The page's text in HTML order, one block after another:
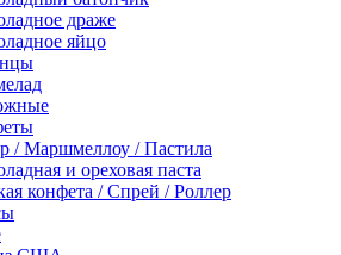
драже
яйцо
/ Маршмеллоу / Пастила
и ореховая паста
конфета / Спрей / Роллер